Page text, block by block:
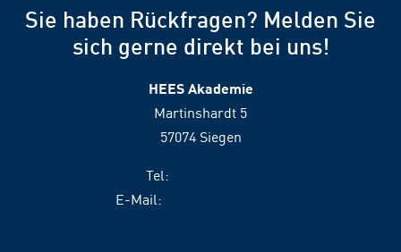
Sie haben Rückfragen? Melden Sie
sich gerne direkt bei uns!
HEES Akademie
Martinshardt 5
57074 Siegen
Tel:
E-Mail: